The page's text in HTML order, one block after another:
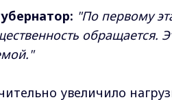
"По первому
обращается.
увеличило